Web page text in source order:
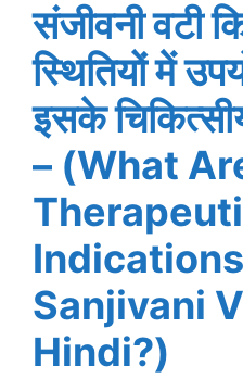
संजीवनी वटी
स्थितियों में
इसके
– (What
Sanjivani
Hindi?)